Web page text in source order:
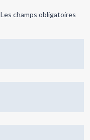
Les champs obligatoires